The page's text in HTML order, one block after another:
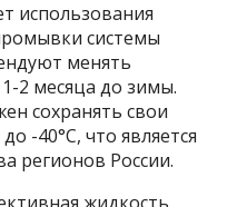
использования
системы
менять
2 месяца до зимы.
сохранять свои
-40°C, что является
регионов России.